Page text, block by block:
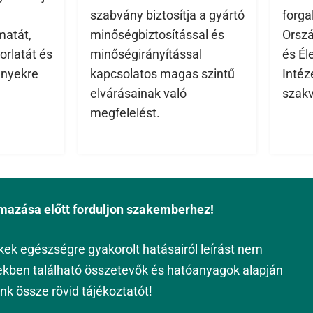
és
szabvány biztosítja a gyártó
minőségbiztosítással és
minőségirányítással
kapcsolatos magas szintű
elvárásainak való
megfelelést.
és
előtt forduljon szakemberhez!
egészségre gyakorolt hatásairól leírást nem
található összetevők és hatóanyagok alapján
össze rövid tájékoztatót!